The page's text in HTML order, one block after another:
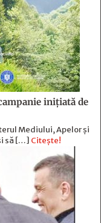
inițiată de
Mediului, Apelor și
să […] Citește!